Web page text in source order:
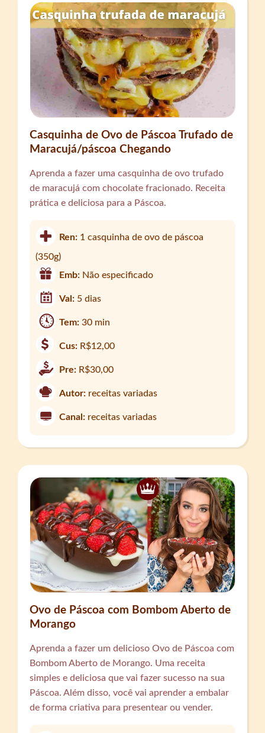
Casquinha de Ovo de Páscoa Trufado de
Maracujá/páscoa Chegando
Aprenda a fazer uma casquinha de ovo trufado
de maracujá com chocolate fracionado. Receita
prática e deliciosa para a Páscoa.
Ren: 1 casquinha de ovo de páscoa
(350g)
Emb: Não especificado
Val: 5 dias
Tem:30 min
Cus: R$12,00
Pre: R$30,00
Autor: receitas variadas
Canal: receitas variadas
Ovo de Páscoa com Bombom Aberto de
Morango
Aprenda a fazer um delicioso Ovo de Páscoa com
Bombom Aberto de Morango. Uma receita
simples e deliciosa que vai fazer sucesso na sua
Páscoa. Além disso, você vai aprender a embalar
de forma criativa para presentear ou vender.